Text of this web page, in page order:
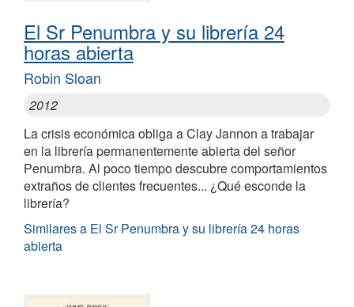
El Sr Penumbra y su librería 24
horas abierta
Robin Sloan
2012
La crisis económica obliga a Clay Jannon a trabajar
en la librería permanentemente abierta del señor
Penumbra. Al poco tiempo descubre comportamientos
extraños de clientes frecuentes... ¿Qué esconde la
librería?
Similares a El Sr Penumbra y su librería 24 horas
abierta